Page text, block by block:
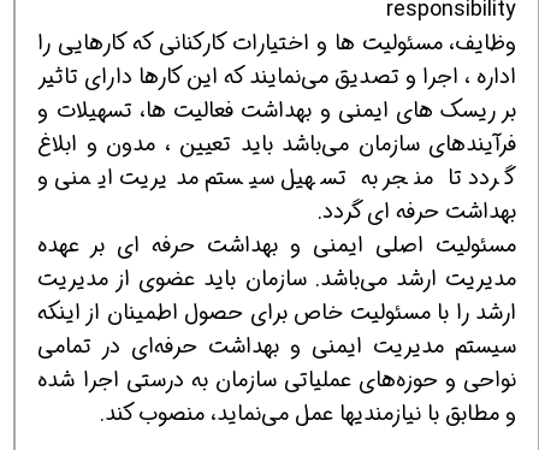
responsibility
وظایف، مسئولیت ها و اختیارات کارکنانی که کارهایی را
اداره ، اجرا و تصدیق می‌نمایند که این کارها دارای تاثیر
بر ریسک‌ های ایمنی و بهداشت فعالیت ها، تسهیلات و
فرآیندهای سازمان می‌باشد باید تعیین ، مدون و ابلاغ
گردد تا منجر به تسهیل سیستم مدیریت ایمنی و
بهداشت حرفه ای گردد.
مسئولیت اصلی ایمنی و بهداشت حرفه ای بر عهده
مدیریت ارشد می‌باشد. سازمان باید عضوی از مدیریت
ارشد را با مسئولیت خاص برای حصول اطمینان از اینکه
سیستم مدیریت ایمنی و بهداشت حرفه‌ای در تمامی
نواحی و حوزه‌های عملیاتی سازمان به درستی اجرا شده
و مطابق با نیازمندیها عمل می‌نماید، منصوب کند.